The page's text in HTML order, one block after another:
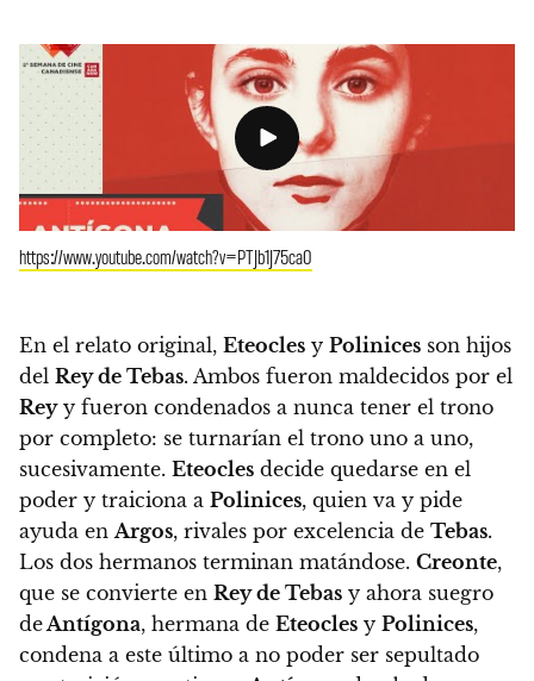
https://www.youtube.com/watch?v=PTJb1J75ca0
En el relato original, Eteocles y Polinices son hijos
del Rey de Tebas. Ambos fueron maldecidos por el
Reyy fueron condenados a nunca tener el trono
por completo: se turnarían el trono uno a uno,
sucesivamente. Eteocles decide quedarse en el
poder y traiciona a Polinices, quien va y pide
ayuda enArgos, rivales por excelencia de Tebas.
Los dos hermanos terminan matándose. Creonte,
que se convierte en Rey de Tebas y ahora suegro
deAntígona, hermana de Eteocles y Polinices,
condena a este último a no poder ser sepultado